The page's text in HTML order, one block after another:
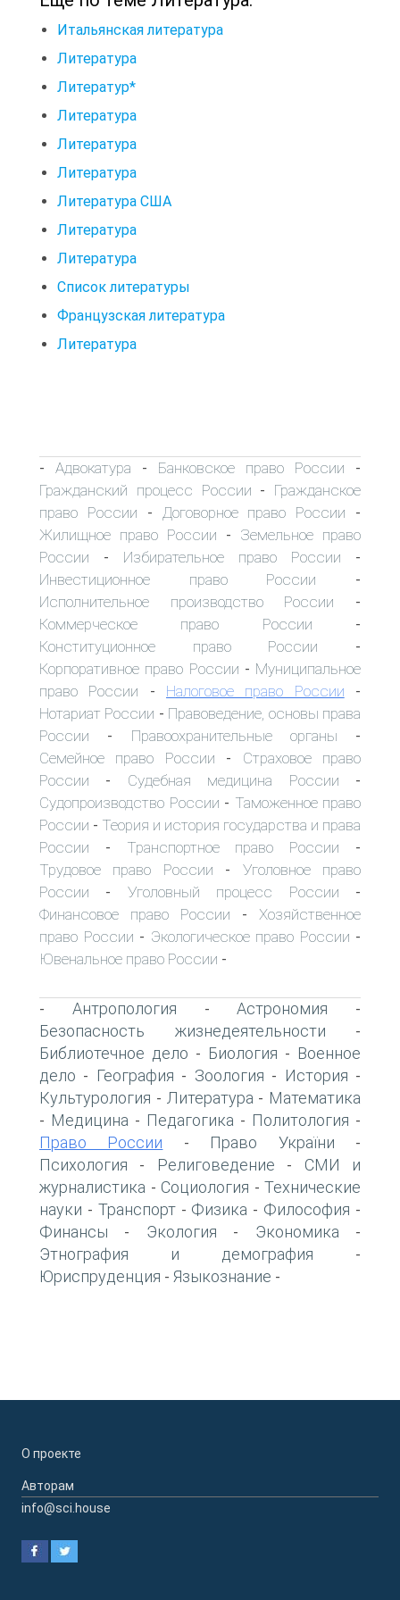
Итальянская литература
Литература
Литератур*
Литература
Литература
Литература
Литература США
Литература
Литература
Список литературы
Французская литература
Литература
- Адвокатура - Банковское право России -
Гражданский процесс России - Гражданское
право России - Договорное право России -
Жилищное право России - Земельное право
России - Избирательное право России -
Инвестиционное право России -
Исполнительное производство России -
Коммерческое право России -
Конституционное право России -
Корпоративное право России - Муниципальное
право России - Налоговое право России -
Нотариат России - Правоведение, основы права
России - Правоохранительные органы -
Семейное право России - Страховое право
России - Судебная медицина России -
Судопроизводство России - Таможенное право
России - Теория и история государства и права
России - Транспортное право России -
Трудовое право России - Уголовное право
России - Уголовный процесс России -
Финансовое право России - Хозяйственное
право России - Экологическое право России -
Ювенальное право России -
- Антропология -Астрономия -
Безопасность жизнедеятельности -
Библиотечное дело - Биология - Военное
дело - География - Зоология - История -
Культурология - Литература - Математика
- Медицина - Педагогика - Политология -
Право России - Право України -
Психология - Религоведение - СМИ и
журналистика - Социология - Технические
науки - Транспорт- Физика - Философия -
Финансы - Экология - Экономика -
Этнография и демография -
Юриспруденция - Языкознание -
О проекте
Авторам
info@sci.house